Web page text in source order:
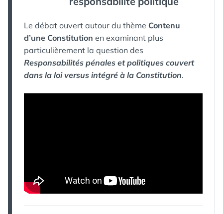
Le débat ouvert autour du thème Contenu
d’une Constitution en examinant plus
particulièrement la question des
Responsabilités pénales et politiques couvert
dans la loi versus intégré à la Constitution.